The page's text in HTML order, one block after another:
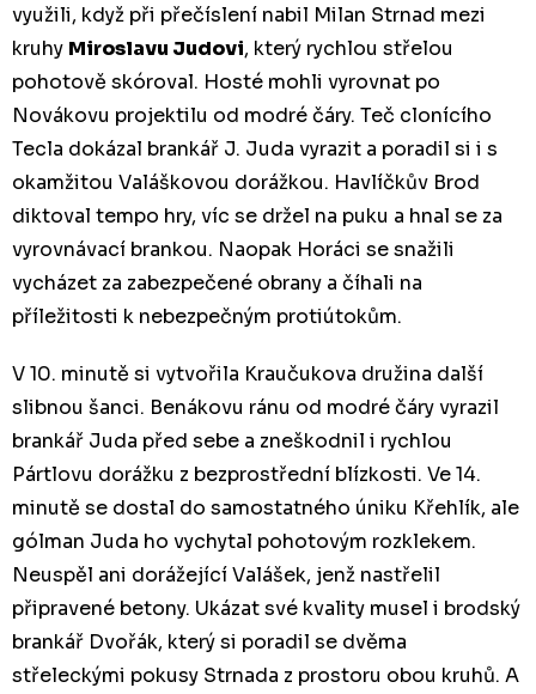
využili, když při přečíslení nabil Milan Strnad mezi
kruhy Miroslavu Judovi, který rychlou střelou
pohotově skóroval. Hosté mohli vyrovnat po
Novákovu projektilu od modré čáry. Teč clonícího
Tecla dokázal brankář J. Juda vyrazit a poradil si i s
okamžitou Valáškovou dorážkou. Havlíčkův Brod
diktoval tempo hry, víc se držel na puku a hnal se za
vyrovnávací brankou. Naopak Horáci se snažili
vycházet za zabezpečené obrany a číhali na
příležitosti k nebezpečným protiútokům.
V 10. minutě si vytvořila Kraučukova družina další
slibnou šanci. Benákovu ránu od modré čáry vyrazil
brankář Juda před sebe a zneškodnil i rychlou
Pártlovu dorážku z bezprostřední blízkosti. Ve 14.
minutě se dostal do samostatného úniku Křehlík, ale
gólman Juda ho vychytal pohotovým rozklekem.
Neuspěl ani dorážející Valášek, jenž nastřelil
připravené betony. Ukázat své kvality musel i brodský
brankář Dvořák, který si poradil se dvěma
střeleckými pokusy Strnada z prostoru obou kruhů. A